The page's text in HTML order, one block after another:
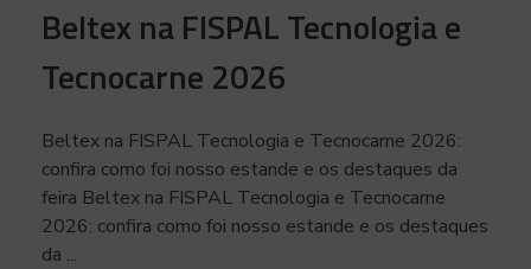
Beltex na FISPAL Tecnologia e
Tecnocarne 2026
Beltex na FISPAL Tecnologia e Tecnocarne 2026:
confira como foi nosso estande e os destaques da
feira Beltex na FISPAL Tecnologia e Tecnocarne
2026: confira como foi nosso estande e os destaques
da ...